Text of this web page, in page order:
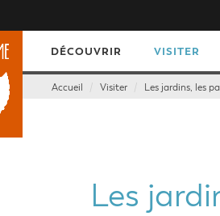
DÉCOUVRIR VISITER
Accueil Visiter Les jardins, les
Les